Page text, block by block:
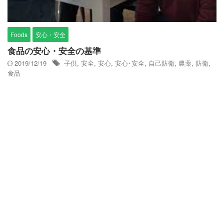
Foods 安心・安全
食品の安心・安全の基準
2019/12/19 子供, 安全, 安心, 安心･安全, 自己防衛, 農薬, 防衛,
食品